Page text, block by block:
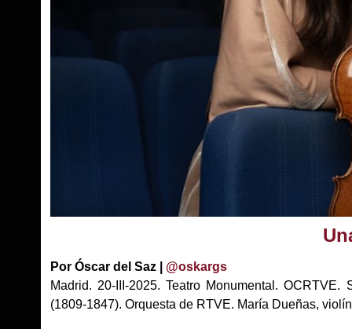
Por Óscar del Saz | @oskargs
Madrid. 20-III-2025. Teatro Monumental.
(1809-1847). Orquesta de RTVE. María Dueñas,